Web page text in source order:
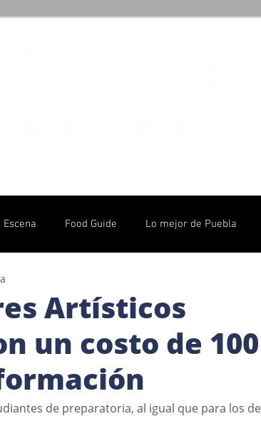
Escena Food Guide Lo mejor de Puebla
Artísticos
un costo de 100
de preparatoria, al igual que para los de